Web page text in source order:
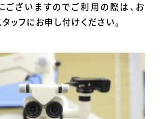
ざいますのでご利用の際は、お
ッフにお申し付けください。